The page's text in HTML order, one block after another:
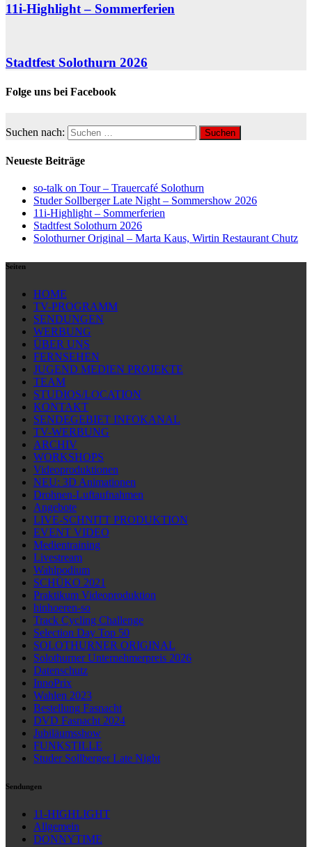
11i-Highlight – Sommerferien
Stadtfest Solothurn 2026
Folge uns bei Facebook
Suchen nach:
Neueste Beiträge
so-talk on Tour – Trauercafé Solothurn
Studer Sollberger Late Night – Sommershow 2026
11i-Highlight – Sommerferien
Stadtfest Solothurn 2026
Solothurner Original – Marta Kaus, Wirtin Restaurant Chutz
Seiten
HOME
TV-PROGRAMM
SENDUNGEN
WERBUNG
ÜBER UNS
FERNSEHEN
JUGEND MEDIEN PROJEKTE
TEAM
STUDIOS/LOCATION
KONTAKT
SENDEGEBIET INFOKANAL
TV-WERBUNG
ARCHIV
WORKSHOPS
Videoproduktionen
NEU: 3D Animationen
Drohnen-Luftaufnahmen
Angebote
LIVE-SCHNITT PRODUKTION
EVENT VIDEO
Medientraining
Livestream
Wahlpodium
SCHÜKO 2021
Praktikum Videoproduktion
hinhoeren-so
Track Cycling Challenge
Selection Day Top 50
SOLOTHURNER ORIGINAL
Solothurner Unternehmerpreis 2026
Datenschutz
InnoPrix
Wahlen 2023
Bestellung Fasnacht
DVD Fasnacht 2024
Jubiläumsshow
FUNKSTILLE
Studer Sollberger Late Night
Sendungen
11-HIGHLIGHT
Allgemein
DONNYTIME